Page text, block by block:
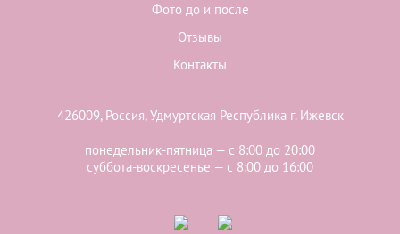
Фото до и после
Отзывы
Контакты
426009, Россия, Удмуртская Республика г. Ижевск
понедельник-пятница — с 8:00 до 20:00
суббота-воскресенье — с 8:00 до 16:00